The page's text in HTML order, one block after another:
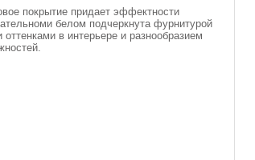
покрытие придает эффектности
белом подчеркнута фурнитурой
в интерьере и разнообразием